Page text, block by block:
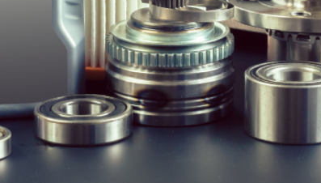
principal
fusée
Débitmètre d’aire
Filtre à aire
Filtre à essence
Filtre à huile
Filtre à gasoil